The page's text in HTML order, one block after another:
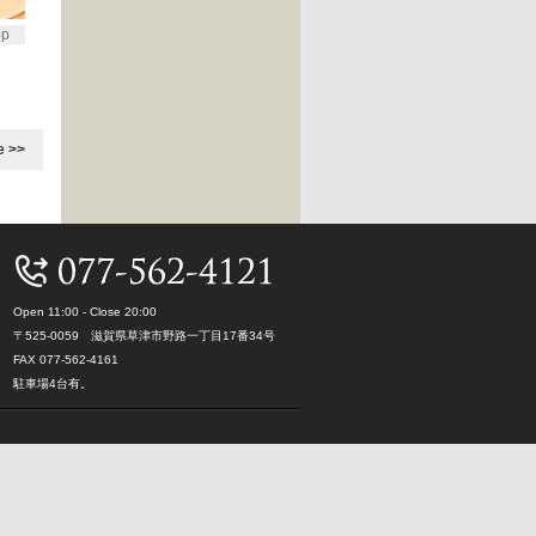
>>
Open 11:00 - Close 20:00
〒525-0059 滋賀県草津市野路一丁目17番34号
FAX 077-562-4161
駐車場4台有。